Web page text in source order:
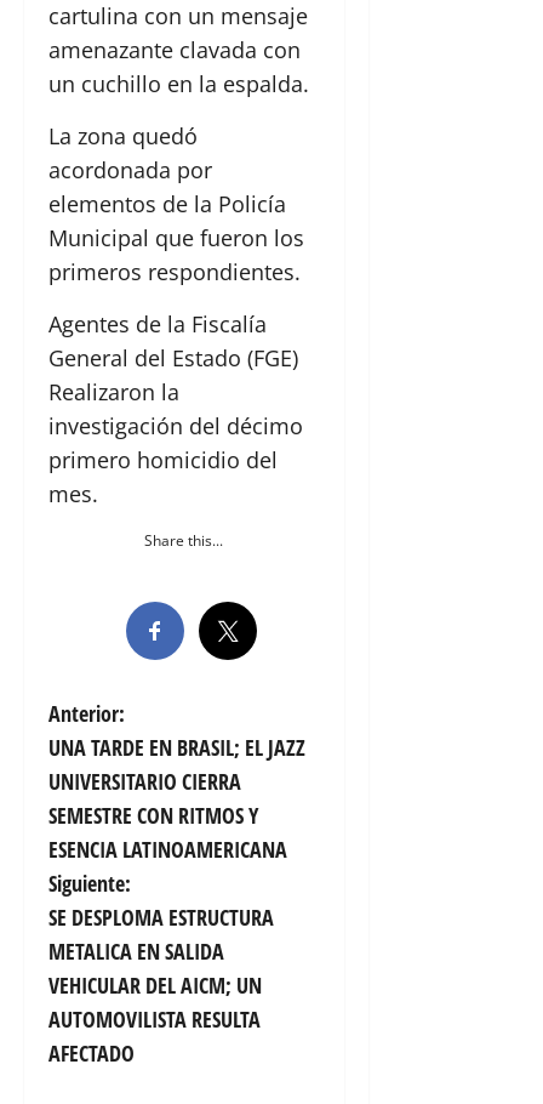
cartulina con un mensaje
amenazante clavada con
un cuchillo en la espalda.
La zona quedó
acordonada por
elementos de la Policía
Municipal que fueron los
primeros respondientes.
Agentes de la Fiscalía
General del Estado (FGE)
Realizaron la
investigación del décimo
primero homicidio del
mes.
Share this...
N
a
v
e
g
a
c
i
Anterior:
UNA TARDE EN BRASIL; EL JAZZ
UNIVERSITARIO CIERRA
SEMESTRE CON RITMOS Y
ESENCIA LATINOAMERICANA
Siguiente:
SE DESPLOMA ESTRUCTURA
METALICA EN SALIDA
VEHICULAR DEL AICM; UN
AUTOMOVILISTA RESULTA
AFECTADO